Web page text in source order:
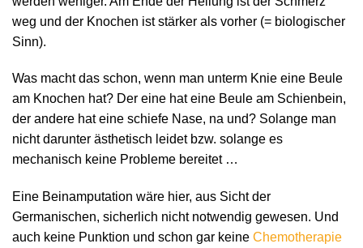
weg und der Knochen ist stärker als vorher (= biologischer
Sinn).
Was macht das schon, wenn man unterm Knie eine Beule
am Knochen hat? Der eine hat eine Beule am Schienbein,
der andere hat eine schiefe Nase, na und? Solange man
nicht darunter ästhetisch leidet bzw. solange es
mechanisch keine Probleme bereitet …
Eine Beinamputation wäre hier, aus Sicht der
Germanischen, sicherlich nicht notwendig gewesen. Und
auch keine Punktion und schon gar keine Chemotherapie